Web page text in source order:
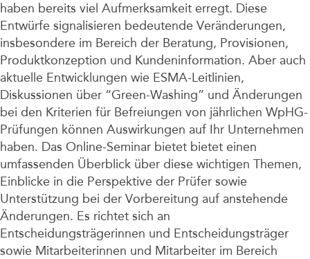
haben bereits viel Aufmerksamkeit erregt. Diese
Entwürfe signalisieren bedeutende Veränderungen,
insbesondere im Bereich der Beratung, Provisionen,
Produktkonzeption und Kundeninformation. Aber auch
aktuelle Entwicklungen wie ESMA-Leitlinien,
Diskussionen über “Green-Washing” und Änderungen
bei den Kriterien für Befreiungen von jährlichen WpHG-
Prüfungen können Auswirkungen auf Ihr Unternehmen
haben. Das Online-Seminar bietet bietet einen
umfassenden Überblick über diese wichtigen Themen,
Einblicke in die Perspektive der Prüfer sowie
Unterstützung bei der Vorbereitung auf anstehende
Änderungen. Es richtet sich an
Entscheidungsträgerinnen und Entscheidungsträger
sowie Mitarbeiterinnen und Mitarbeiter im Bereich